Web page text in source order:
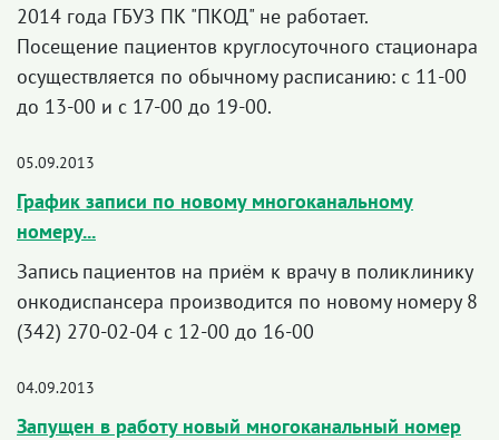
2014 года ГБУЗ ПК "ПКОД" не работает.
Посещение пациентов круглосуточного стационара
осуществляется по обычному расписанию: с 11-00
до 13-00 и с 17-00 до 19-00.
05.09.2013
График записи по новому многоканальному
номеру...
Запись пациентов на приём к врачу в поликлинику
онкодиспансера производится по новому номеру 8
(342) 270-02-04 с 12-00 до 16-00
04.09.2013
Запущен в работу новый многоканальный номер